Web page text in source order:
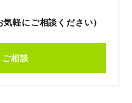
軽にご相談ください）
相談